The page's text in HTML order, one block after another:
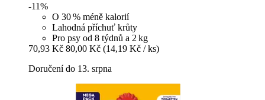
-11%
O 30 % méně kalorií
Lahodná příchuť krůty
Pro psy od 8 týdnů a 2 kg
70,93 Kč 80,00 Kč (14,19 Kč / ks)
Doručení do 13. srpna